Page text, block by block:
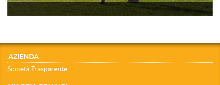
AZIENDA
Società Trasparente